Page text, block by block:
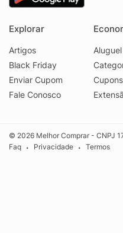
Explorar
Artigos
Black Friday
Enviar Cupom
Fale Conosco
Cupons
© 2026 Melhor Comprar - CNPJ
Faq
• Privacidade • Termos